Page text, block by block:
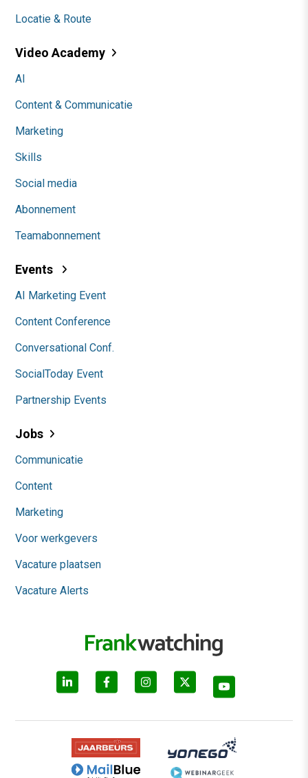
Locatie & Route
Video Academy
AI
Content & Communicatie
Marketing
Skills
Social media
Abonnement
Teamabonnement
Events
AI Marketing Event
Content Conference
Conversational Conf.
SocialToday Event
Partnership Events
Jobs
Communicatie
Content
Marketing
Voor werkgevers
Vacature plaatsen
Vacature Alerts